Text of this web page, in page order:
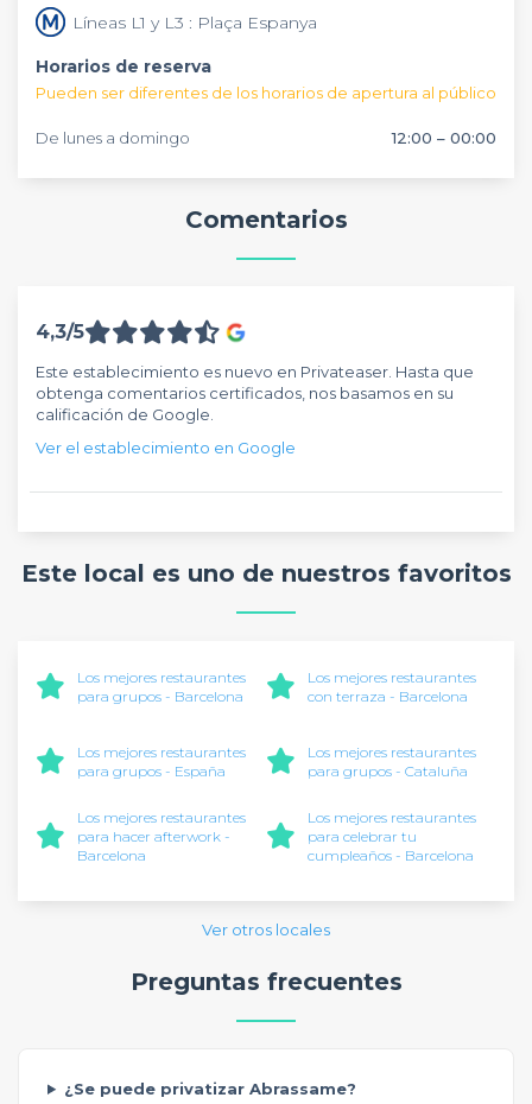
reconocible, sabrosa y fácil de compartir entre invitados.
Una opción muy interesante para empresas y grupos que
buscan un lugar accesible, con buena capacidad y una
tradición culinaria, instalaciones modernas y una ubicación
estratégica en el corazón del Eixample, facilitando el
acceso en transporte público. Ya sea para una cena de
privada, este establecimiento ofrece un entorno elegante,
para quienes quieren organizar un evento con cocina
mediterránea, ambiente cuidado y ese efecto “wow” que
Líneas L1 y L3 : Plaça Espanya
Horarios de reserva
Pueden ser diferentes de los horarios de apertura al público
De lunes a domingo 12:00 – 00:00
Comentarios
4,3/5
Este establecimiento es nuevo en Privateaser. Hasta que
obtenga comentarios certificados, nos basamos en su
calificación de Google.
Ver el establecimiento en Google
Este local es uno de nuestros favoritos
Los mejores restaurantes
para grupos - Barcelona
Los mejores restaurantes
con terraza - Barcelona
Los mejores restaurantes
para grupos - España
Los mejores restaurantes
para grupos - Cataluña
Los mejores restaurantes
para hacer afterwork -
Barcelona
Los mejores restaurantes
para celebrar tu
cumpleaños - Barcelona
Ver otros locales
Preguntas frecuentes
¿Se puede privatizar Abrassame?